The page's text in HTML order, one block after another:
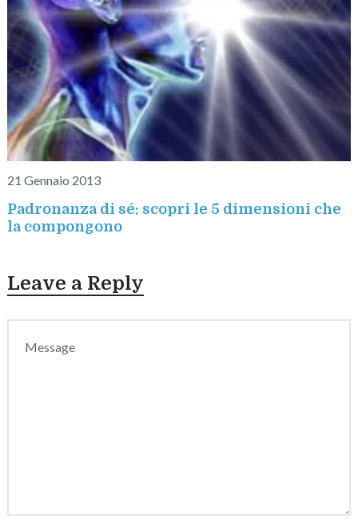
21 Gennaio 2013
Padronanza di sé: scopri le 5 dimensioni che
la compongono
Leave a Reply